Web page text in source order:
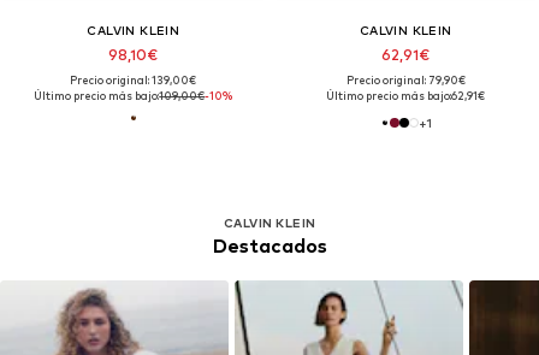
CALVIN KLEIN
98,10€
Precio original: 139,00€
Último precio más bajo:109,00€-10%
CALVIN KLEIN
62,91€
Precio original: 79,90€
Último precio más bajo:62,91€
+1
CALVIN KLEIN
Destacados